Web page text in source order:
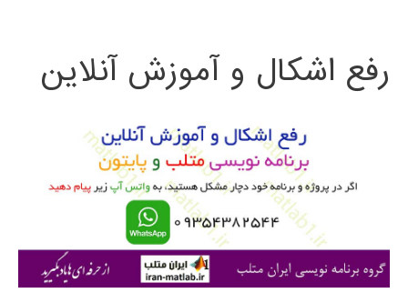
ج
ی
رفع اشکال و آموزش آنلاین